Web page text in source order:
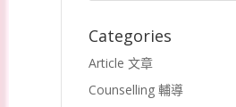
Categories
Article 文章
Counselling 輔導